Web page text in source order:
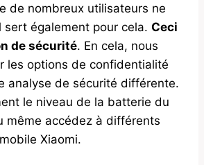
de nombreux utilisateurs ne
sert également pour cela. Ceci
de sécurité. En cela, nous
les options de confidentialité
analyse de sécurité différente.
le niveau de la batterie du
même accédez à différents
Xiaomi.